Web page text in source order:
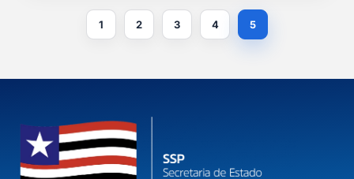
1 2 3 4 5